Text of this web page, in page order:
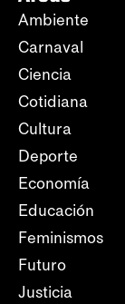
Ambiente
Carnaval
Ciencia
Cotidiana
Cultura
Deporte
Economía
Educación
Feminismos
Futuro
Justicia